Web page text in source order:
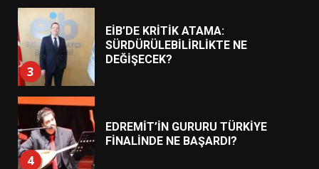
3
EİB’DE KRİTİK ATAMA:
SÜRDÜRÜLEBİLİRLİKTE NE
DEĞİŞECEK?
4
EDREMİT’İN GURURU TÜRKİYE
FİNALİNDE NE BAŞARDI?